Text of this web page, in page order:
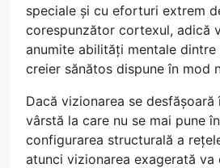
speciale și cu eforturi extrem
corespunzător cortexul, adică
anumite abilități mentale dintre
creier sănătos dispune în mod
Dacă vizionarea se desfășoară
vârstă la care nu se mai pune
configurarea structurală a
atunci vizionarea exagerată va